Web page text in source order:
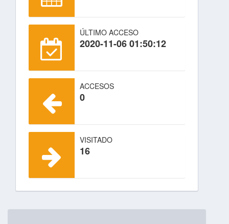
ÚLTIMO ACCESO
2020-11-06 01:50:12
ACCESOS
0
VISITADO
16